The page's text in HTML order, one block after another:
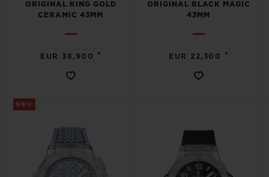
ORIGINAL KING GOLD
CERAMIC 43MM
EUR 38,900 •
ORIGINAL BLACK MAGIC
43MM
EUR 22,300 •
NEU